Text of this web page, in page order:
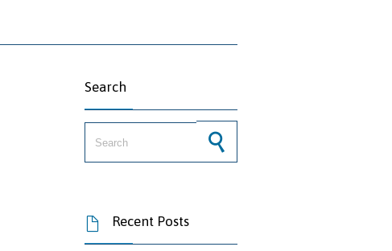
Search
 Recent Posts